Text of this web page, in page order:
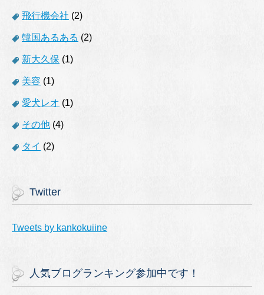
飛行機会社 (2)
韓国あるある (2)
新大久保 (1)
美容 (1)
愛犬レオ (1)
その他 (4)
タイ (2)
Twitter
Tweets by kankokuiine
人気ブログランキング参加中です！